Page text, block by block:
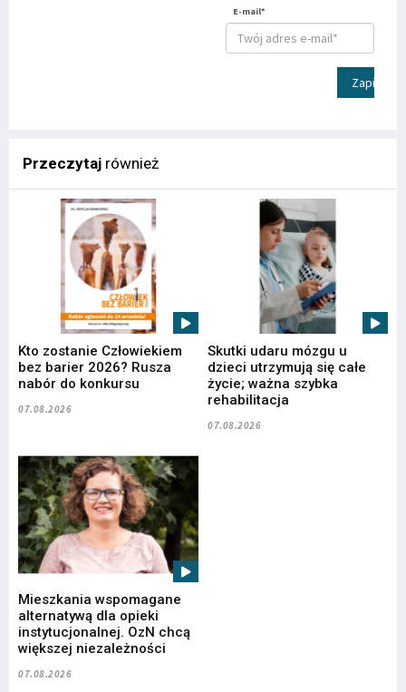
E-mail*
Zapisz
Przeczytaj również
Kto zostanie Człowiekiem
bez barier 2026? Rusza
nabór do konkursu
07.08.2026
Skutki udaru mózgu u
dzieci utrzymują się całe
życie; ważna szybka
rehabilitacja
07.08.2026
Mieszkania wspomagane
alternatywą dla opieki
instytucjonalnej. OzN chcą
większej niezależności
07.08.2026